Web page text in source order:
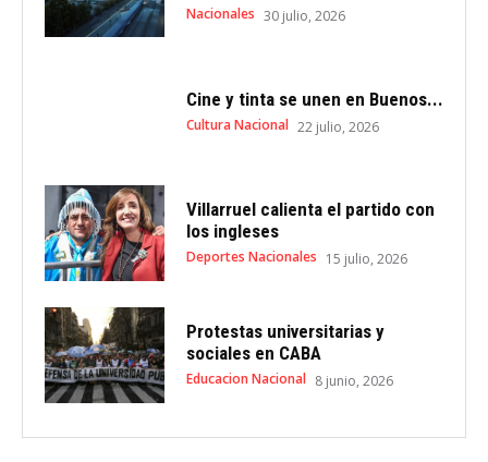
Nacionales 30 julio, 2026
Cine y tinta se unen en Buenos...
Cultura Nacional 22 julio, 2026
Villarruel calienta el partido con
los ingleses
Deportes Nacionales 15 julio, 2026
Protestas universitarias y
sociales en CABA
Educacion Nacional 8 junio, 2026